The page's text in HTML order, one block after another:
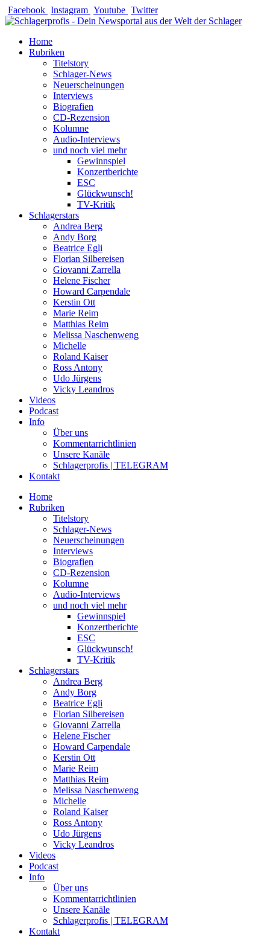
Zum
Inhalt
Facebook Instagram Youtube Twitter
Home
Rubriken
Titelstory
Schlager-News
Neuerscheinungen
Interviews
Biografien
CD-Rezension
Kolumne
Audio-Interviews
und noch viel mehr
Gewinnspiel
Konzertberichte
ESC
Glückwunsch!
TV-Kritik
Schlagerstars
Andrea Berg
Andy Borg
Beatrice Egli
Florian Silbereisen
Giovanni Zarrella
Helene Fischer
Howard Carpendale
Kerstin Ott
Marie Reim
Matthias Reim
Melissa Naschenweng
Michelle
Roland Kaiser
Ross Antony
Udo Jürgens
Vicky Leandros
Videos
Podcast
Info
Über uns
Kommentarrichtlinien
Unsere Kanäle
Schlagerprofis | TELEGRAM
Kontakt
Home
Rubriken
Titelstory
Schlager-News
Neuerscheinungen
Interviews
Biografien
CD-Rezension
Kolumne
Audio-Interviews
und noch viel mehr
Gewinnspiel
Konzertberichte
ESC
Glückwunsch!
TV-Kritik
Schlagerstars
Andrea Berg
Andy Borg
Beatrice Egli
Florian Silbereisen
Giovanni Zarrella
Helene Fischer
Howard Carpendale
Kerstin Ott
Marie Reim
Matthias Reim
Melissa Naschenweng
Michelle
Roland Kaiser
Ross Antony
Udo Jürgens
Vicky Leandros
Videos
Podcast
Info
Über uns
Kommentarrichtlinien
Unsere Kanäle
Schlagerprofis | TELEGRAM
Kontakt